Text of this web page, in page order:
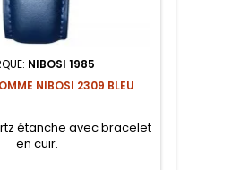
NIBOSI 1985
NIBOSI 2309 BLEU
étanche avec bracelet
en cuir.